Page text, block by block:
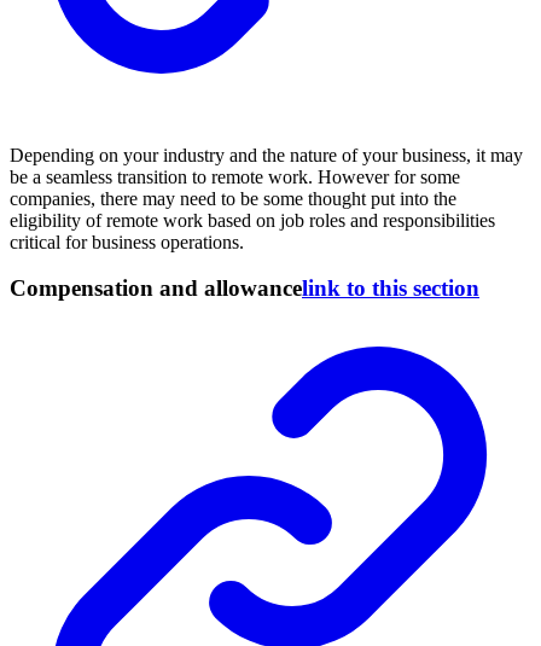
Depending on your industry and the nature of your business, it may
be a seamless transition to remote work. However for some
companies, there may need to be some thought put into the
eligibility of remote work based on job roles and responsibilities
critical for business operations.
Compensation and allowancelink to this section